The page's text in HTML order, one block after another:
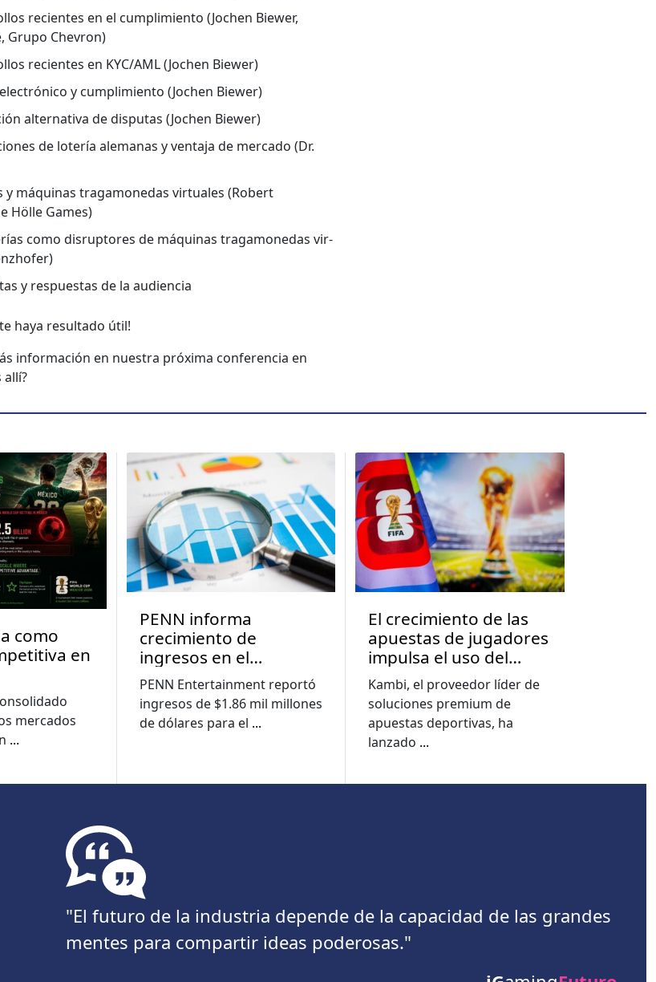
recientes en el cumplim­ien­to (Jochen Biew­er,
Grupo Chevron)
recientes en KYC/AML (Jochen Biew­er)
y cumplim­ien­to (Jochen Biew­er)
alter­na­ti­va de dis­putas (Jochen Biew­er)
de lotería ale­m­anas y ven­ta­ja de mer­ca­do (Dr.
y máquinas trag­a­monedas vir­tuales (Robert
Hölle Games)
como dis­rup­tores de máquinas trag­a­monedas vir­
y respues­tas de la audi­en­cia
haya resul­ta­do útil!
infor­ma­ción en nues­tra próx­i­ma con­fer­en­cia en
allí?
como
en
mercados
...
PENN informa
crecimiento de
ingresos en el
segundo trimestre a
medida que las
pérdidas digitales se
reducen
PENN Entertainment reportó
ingresos de $1.86 mil millones
de dólares para el ...
El crecimiento de las
apuestas de jugadores
impulsa el uso del
constructor de
apuestas a nuevos
niveles, muestra el
informe de la Copa del
Mundo de Kambi
Kambi, el proveedor líder de
soluciones premium de
apuestas deportivas, ha
lanzado ...
"El futuro de la industria depende de la capacidad de las grandes
mentes para compartir ideas poderosas."